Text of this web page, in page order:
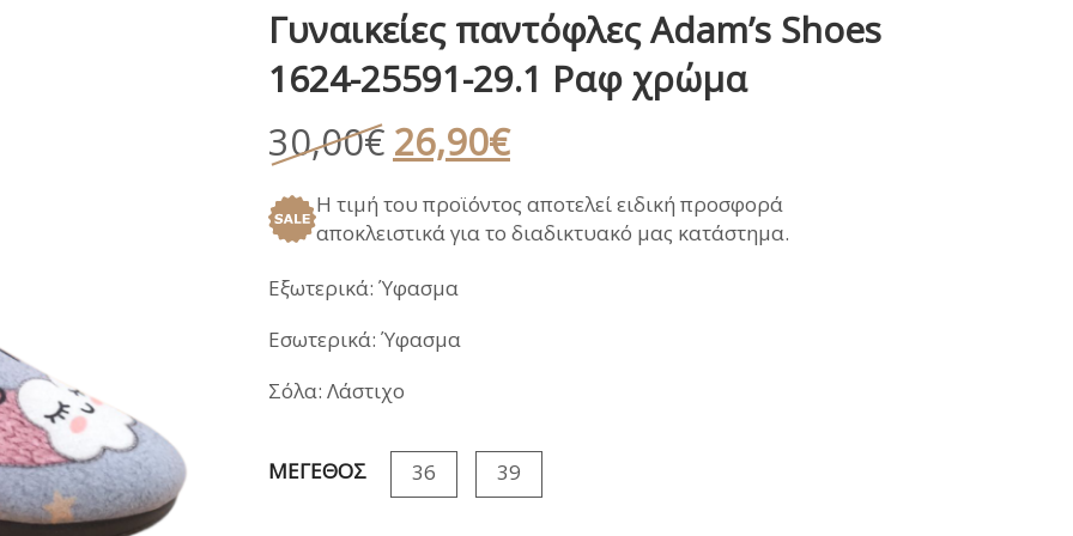
ΑΝΑΤΟΜΙΚΑ ΚΑΛΟΚΑΙΡΙ
ΠΑΝΤΟΦΛΕΣ ΧΕΙΜΩΝΑΣ
ΓΑΛΟΤΣΕΣ / APRE
Γυναικείες παντόφλες Adam’s Shoes
1624-25591-29.1 Ραφ χρώμα
30,00€ Original
price
was:
30,00€.
26,90€Η
τρέχουσα
τιμή
είναι:
Η τιμή του προϊόντος αποτελεί ειδική προσφορά
αποκλειστικά για το διαδικτυακό μας κατάστημα.
Εξωτερικά: Ύφασμα
Εσωτερικά: Ύφασμα
Σόλα: Λάστιχο
ΜΕΓΕΘΟΣ 36 39